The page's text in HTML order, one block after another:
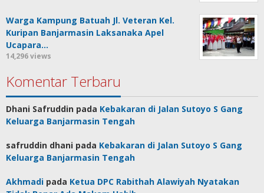
Warga Kampung Batuah Jl. Veteran Kel.
Kuripan Banjarmasin Laksanaka Apel
Ucapara…
14,296 views
Komentar Terbaru
Dhani Safruddin pada Kebakaran di Jalan Sutoyo S Gang
Keluarga Banjarmasin Tengah
safruddin dhani pada Kebakaran di Jalan Sutoyo S Gang
Keluarga Banjarmasin Tengah
Akhmadi pada Ketua DPC Rabithah Alawiyah Nyatakan